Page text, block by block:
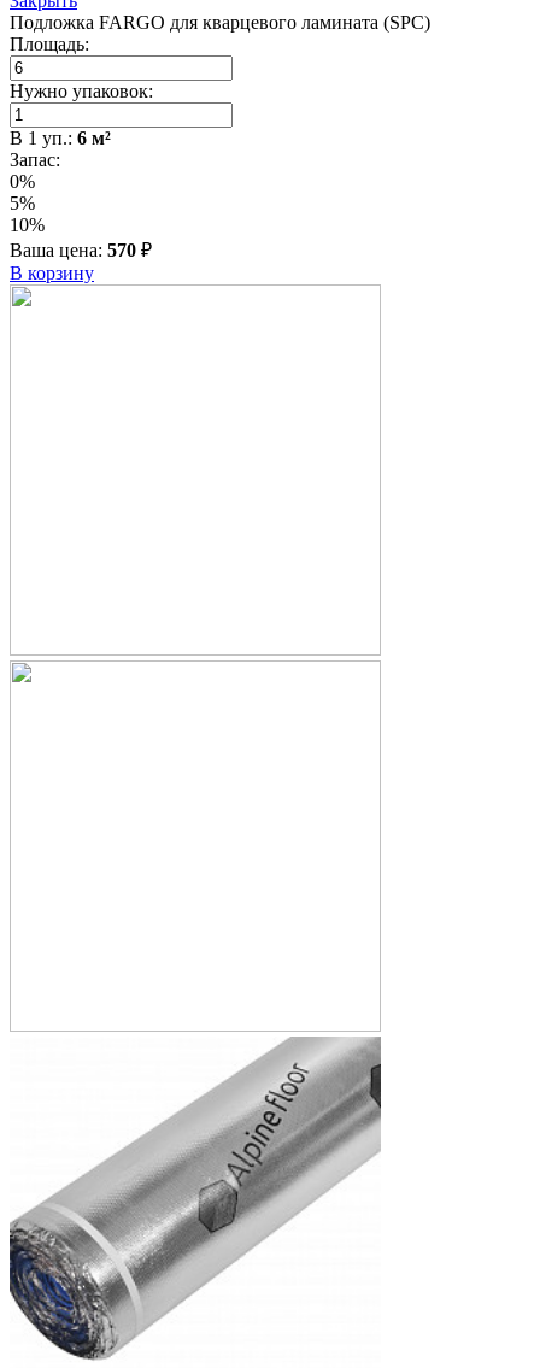
Подложка FARGO для кварцевого ламината (SPC)
Площадь:
Нужно упаковок:
В 1 уп.: 6 м²
Запас:
0%
5%
10%
Ваша цена: 570 ₽
В корзину